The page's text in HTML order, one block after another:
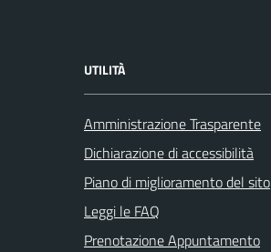
UTILITÀ
Amministrazione Trasparente
Dichiarazione di accessibilità
Piano di miglioramento del sito
Leggi le FAQ
Prenotazione Appuntamento